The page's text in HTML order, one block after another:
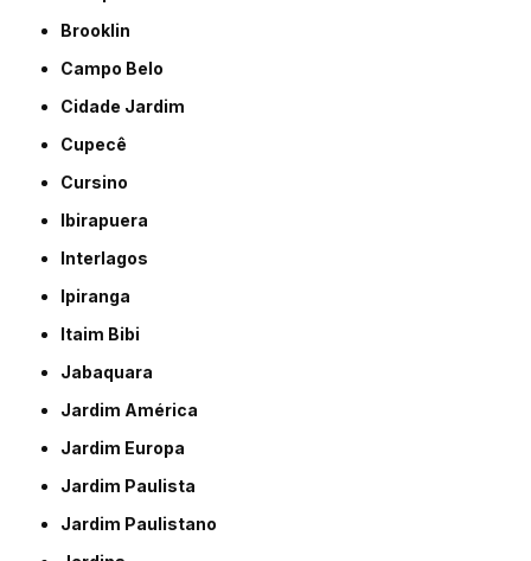
Brooklin
Campo Belo
Cidade Jardim
Cupecê
Cursino
Ibirapuera
Interlagos
Ipiranga
Itaim Bibi
Jabaquara
Jardim América
Jardim Europa
Jardim Paulista
Jardim Paulistano